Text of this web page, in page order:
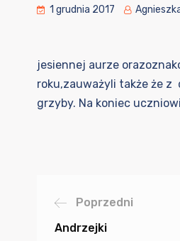
1 grudnia 2017
jesiennej aurze
roku,zauważyli także że z
grzyby. Na koniec
Poprzedni
Andrzejki